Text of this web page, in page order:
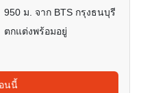
950 ม. จาก BTS กรุงธนบุรี
ตกแต่งพร้อมอยู่
นนี้